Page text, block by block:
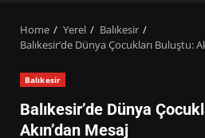
Home Yerel
Balıkesir
Balıkesir’de Dünya Çocukları Buluştu:
Balıkesir
Balıkesir’de Dünya
Akın’dan Mesaj